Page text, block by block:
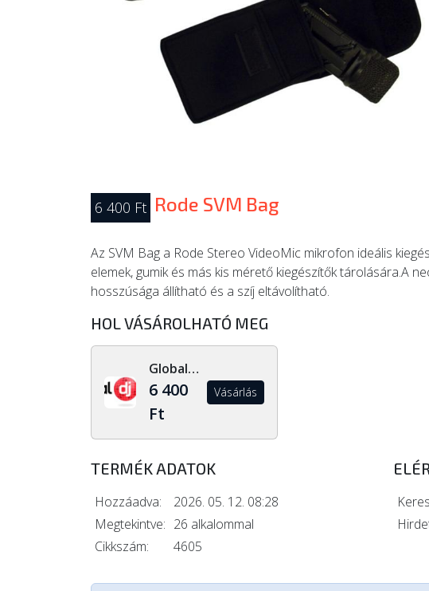
6 400 Ft Rode SVM Bag
Az SVM Bag a Rode Stereo VideoMic mikrofon ideális
elemek, gumik és más kis mérető kiegészítők tárolására.A
hosszúsága állítható és a szíj eltávolítható.
HOL VÁSÁROLHATÓ MEG
Global Dj Shop
6 400
Ft
Vásárlás
TERMÉK ADATOK
Hozzáadva:
2026. 05. 12. 08:28
Megtekintve: 26 alkalommal
Cikkszám:
4605